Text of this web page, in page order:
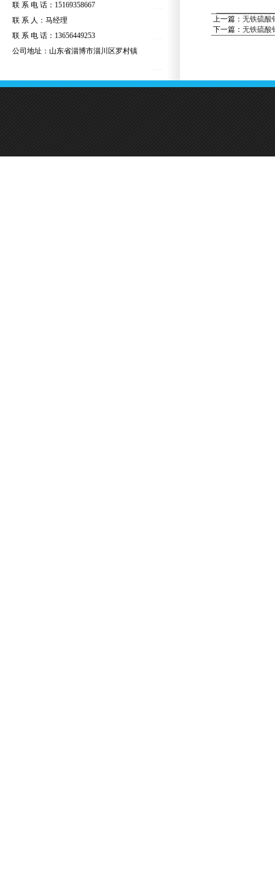
上一篇： 无铁硫酸
下一篇： 无铁硫酸
联 系 电 话：15169358667
联 系 人：马经理
联 系 电 话：13656449253
公司地址：山东省淄博市淄川区罗村镇